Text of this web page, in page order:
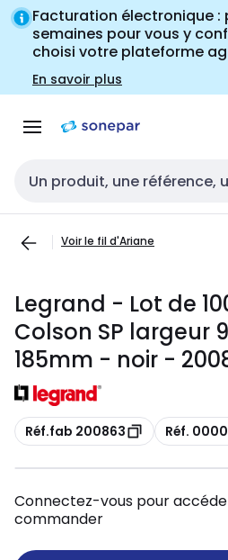
Passer à la
navigation
Passer
au
contenu
Facturation électronique :
semaines pour vous y
choisi votre plateforme
En savoir plus
Entrée de recherche
Voir le fil d'Ariane
Legrand - Lot de
Colson SP largeur
185mm - noir -
Copie
Réf.fab 200863 Copie
Réf.
Connectez-vous pour
commander